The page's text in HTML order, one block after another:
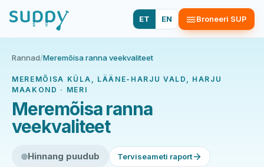
ET EN Broneeri SUP
Rannad/Meremõisa ranna veekvaliteet
MEREMÕISA KÜLA, LÄÄNE-HARJU VALD, HARJU
MAAKOND · MERI
Meremõisa ranna
veekvaliteet
Hinnang puudub Terviseameti raport